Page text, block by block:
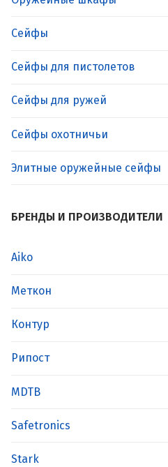
Сейфы
Сейфы для пистолетов
Сейфы для ружей
Сейфы охотничьи
Элитные оружейные сейфы
БРЕНДЫ И ПРОИЗВОДИТЕЛИ
Aiko
Меткон
Контур
Рипост
MDTB
Safetronics
Stark